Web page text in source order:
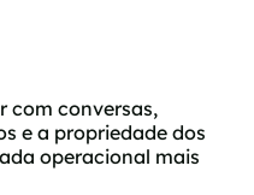
com conversas,
e a propriedade dos
operacional mais